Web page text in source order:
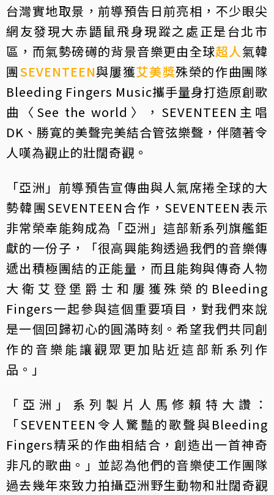
台灣實地取景，前導預告日前亮相，不少眼尖
網友發現大赤鼯鼠飛身現蹤之處正是台北市
區，而氣勢磅礡的背景音樂更由全球超人氣韓
團SEVENTEEN與屢獲艾美獎殊榮的作曲團隊
Bleeding Fingers Music攜手量身打造原創歌
曲〈See the world〉，SEVENTEEN主唱
DK、勝寛的美聲完美結合管弦樂聲，伴隨著令
人嘆為觀止的壯闊奇觀。
「亞洲」前導預告宣傳曲與人氣席捲全球的大
勢韓團SEVENTEEN合作，SEVENTEEN表示
非常榮幸能夠成為「亞洲」這部新系列旗艦鉅
獻的一份子，「很高興能夠透過我們的音樂傳
遞出積極團結的正能量，而且能夠與傳奇人物
大衛艾登堡爵士和屢獲殊榮的Bleeding
Fingers一起參與這個重要項目，對我們來說
是一個回歸初心的圓滿時刻。希望我們共同創
作的音樂能讓觀眾更加貼近這部新系列作
品。」
「亞洲」系列製片人馬修賴特大讚：
「SEVENTEEN令人驚豔的歌聲與Bleeding
Fingers精采的作曲相結合，創造出一首神奇
非凡的歌曲。」並認為他們的音樂使工作團隊
過去幾年來致力拍攝亞洲野生動物和壯闊奇觀